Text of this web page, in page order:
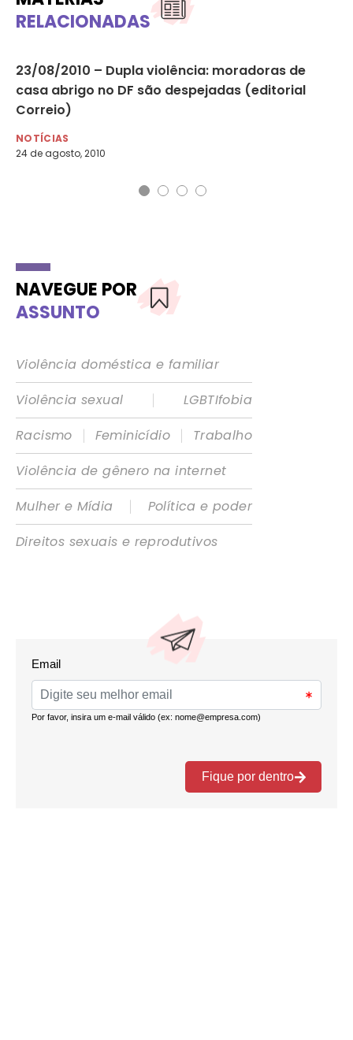
RELACIONADAS
23/08/2010 – Dupla violência: moradoras de
casa abrigo no DF são despejadas (editorial
Correio)
NOTÍCIAS
24 de agosto, 2010
NAVEGUE POR
ASSUNTO
Violência doméstica e familiar
Violência sexual
|
LGBTIfobia
Racismo
| Feminicídio |
Trabalho
Violência de gênero na internet
Mulher e Mídia
|
Política e poder
Direitos sexuais e reprodutivos